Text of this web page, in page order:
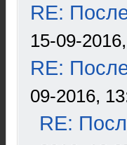
RE:
15-09-
RE:
09-2016,
RE: